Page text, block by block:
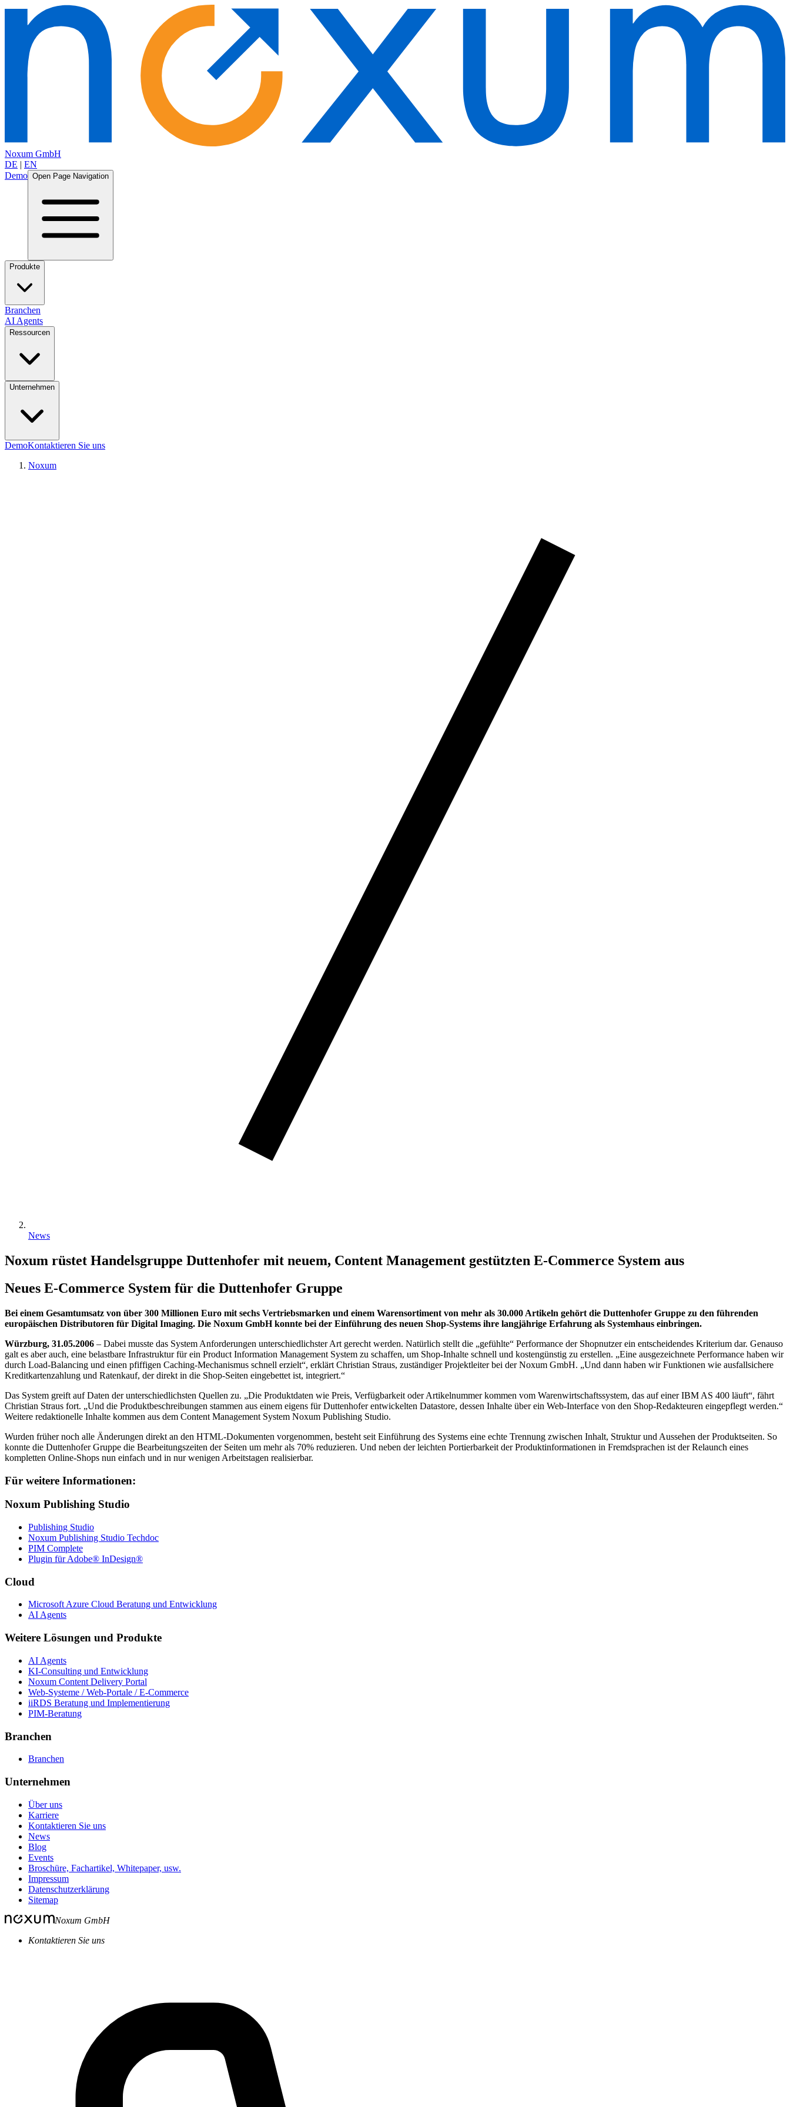
Noxum GmbH
DE | EN
Demo Open Page Navigation
Produkte
Branchen
AI Agents
Ressourcen
Unternehmen
DemoKontaktieren Sie uns
Noxum
News
Noxum rüstet Handelsgruppe Duttenhofer mit neuem, Content Management gestützten E-Commerce System aus
Neues E-Commerce System für die Duttenhofer Gruppe
Bei einem Gesamtumsatz von über 300 Millionen Euro mit sechs Vertriebsmarken und einem Warensortiment von mehr als 30.000 Artikeln gehört die Duttenhofer Gruppe zu den führenden
europäischen Distributoren für Digital Imaging. Die Noxum GmbH konnte bei der Einführung des neuen Shop-Systems ihre langjährige Erfahrung als Systemhaus einbringen.
Würzburg, 31.05.2006 – Dabei musste das System Anforderungen unterschiedlichster Art gerecht werden. Natürlich stellt die „gefühlte“ Performance der Shopnutzer ein entscheidendes Kriterium dar. Genauso
galt es aber auch, eine belastbare Infrastruktur für ein Product Information Management System zu schaffen, um Shop-Inhalte schnell und kostengünstig zu erstellen. „Eine ausgezeichnete Performance haben wir
durch Load-Balancing und einen pfiffigen Caching-Mechanismus schnell erzielt“, erklärt Christian Straus, zuständiger Projektleiter bei der Noxum GmbH. „Und dann haben wir Funktionen wie ausfallsichere
Kreditkartenzahlung und Ratenkauf, der direkt in die Shop-Seiten eingebettet ist, integriert.“
Das System greift auf Daten der unterschiedlichsten Quellen zu. „Die Produktdaten wie Preis, Verfügbarkeit oder Artikelnummer kommen vom Warenwirtschaftssystem, das auf einer IBM AS 400 läuft“, fährt
Christian Straus fort. „Und die Produktbeschreibungen stammen aus einem eigens für Duttenhofer entwickelten Datastore, dessen Inhalte über ein Web-Interface von den Shop-Redakteuren eingepflegt werden.“
Weitere redaktionelle Inhalte kommen aus dem Content Management System Noxum Publishing Studio.
Wurden früher noch alle Änderungen direkt an den HTML-Dokumenten vorgenommen, besteht seit Einführung des Systems eine echte Trennung zwischen Inhalt, Struktur und Aussehen der Produktseiten. So
konnte die Duttenhofer Gruppe die Bearbeitungszeiten der Seiten um mehr als 70% reduzieren. Und neben der leichten Portierbarkeit der Produktinformationen in Fremdsprachen ist der Relaunch eines
kompletten Online-Shops nun einfach und in nur wenigen Arbeitstagen realisierbar.
Für weitere Informationen:
Noxum Publishing Studio
Publishing Studio
Noxum Publishing Studio Techdoc
PIM Complete
Plugin für Adobe® InDesign®
Cloud
Microsoft Azure Cloud Beratung und Entwicklung
AI Agents
Weitere Lösungen und Produkte
AI Agents
KI-Consulting und Entwicklung
Noxum Content Delivery Portal
Web-Systeme / Web-Portale / E-Commerce
iiRDS Beratung und Implementierung
PIM-Beratung
Branchen
Branchen
Unternehmen
Über uns
Karriere
Kontaktieren Sie uns
News
Blog
Events
Broschüre, Fachartikel, Whitepaper, usw.
Impressum
Datenschutzerklärung
Sitemap
Noxum GmbH
Kontaktieren Sie uns